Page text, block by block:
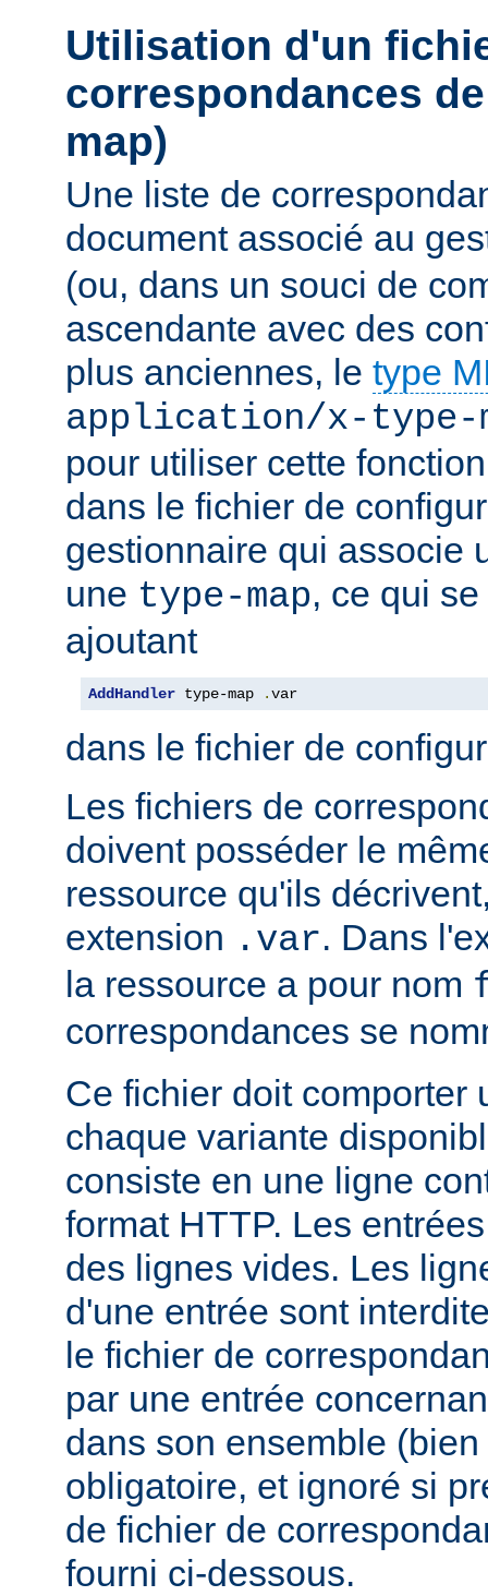
Utilisation d'un
correspondances
map)
Une liste de
document associé au
(ou, dans un souci de
ascendante avec des
plus anciennes, le type
application/x-type-
pour utiliser cette
dans le fichier de
gestionnaire qui associe
une type-map, ce qui
ajoutant
AddHandler type-map .var
dans le fichier de
Les fichiers de
doivent posséder le
ressource qu'ils
extension .var. Dans
la ressource a pour nom
correspondances se
Ce fichier doit comporter
chaque variante
consiste en une ligne
format HTTP. Les
des lignes vides. Les
d'une entrée sont
le fichier de
par une entrée
dans son ensemble
obligatoire, et ignoré si
de fichier de
fourni ci-dessous.